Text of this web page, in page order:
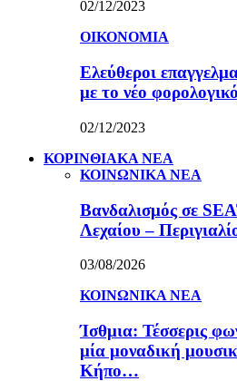
02/12/2023
ΟΙΚΟΝΟΜΙΑ
Ελεύθεροι
με το νέο φορολογικό
02/12/2023
ΚΟΡΙΝΘΙΑΚΑ ΝΕΑ
ΚΟΙΝΩΝΙΚΑ ΝΕΑ
Βανδαλισμός σε
Λεχαίου –
03/08/2026
ΚΟΙΝΩΝΙΚΑ ΝΕΑ
Ίσθμια: Τέσσερις
μία μοναδική
Κήπο…